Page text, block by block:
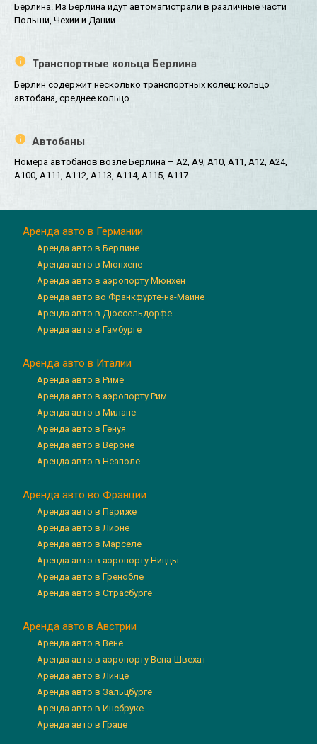
Берлина. Из Берлина идут автомагистрали в различные части
Польши, Чехии и Дании.
Транспортные кольца Берлина
Берлин содержит несколько транспортных колец: кольцо
автобана, среднее кольцо.
Автобаны
Номера автобанов возле Берлина – A2, A9, A10, A11, A12, A24,
A100, A111, A112, A113, A114, A115, A117.
Аренда авто в Германии
Аренда авто в Берлине
Аренда авто в Мюнхене
Аренда авто в аэропорту Мюнхен
Аренда авто во Франкфурте-на-Майне
Аренда авто в Дюссельдорфе
Аренда авто в Гамбурге
Аренда авто в Италии
Аренда авто в Риме
Аренда авто в аэропорту Рим
Аренда авто в Милане
Аренда авто в Генуя
Аренда авто в Вероне
Аренда авто в Неаполе
Аренда авто во Франции
Аренда авто в Париже
Аренда авто в Лионе
Аренда авто в Марселе
Аренда авто в аэропорту Ниццы
Аренда авто в Гренобле
Аренда авто в Страсбурге
Аренда авто в Австрии
Аренда авто в Вене
Аренда авто в аэропорту Вена-Швехат
Аренда авто в Линце
Аренда авто в Зальцбурге
Аренда авто в Инсбруке
Аренда авто в Граце